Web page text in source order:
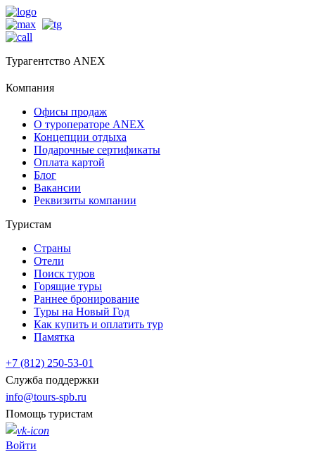
Турагентство ANEX
Компания
Офисы продаж
О туроператоре ANEX
Концепции отдыха
Подарочные сертификаты
Оплата картой
Блог
Вакансии
Реквизиты компании
Туристам
Страны
Отели
Поиск туров
Горящие туры
Раннее бронирование
Туры на Новый Год
Как купить и оплатить тур
Памятка
+7 (812) 250-53-01
Служба поддержки
info@tours-spb.ru
Помощь туристам
Войти